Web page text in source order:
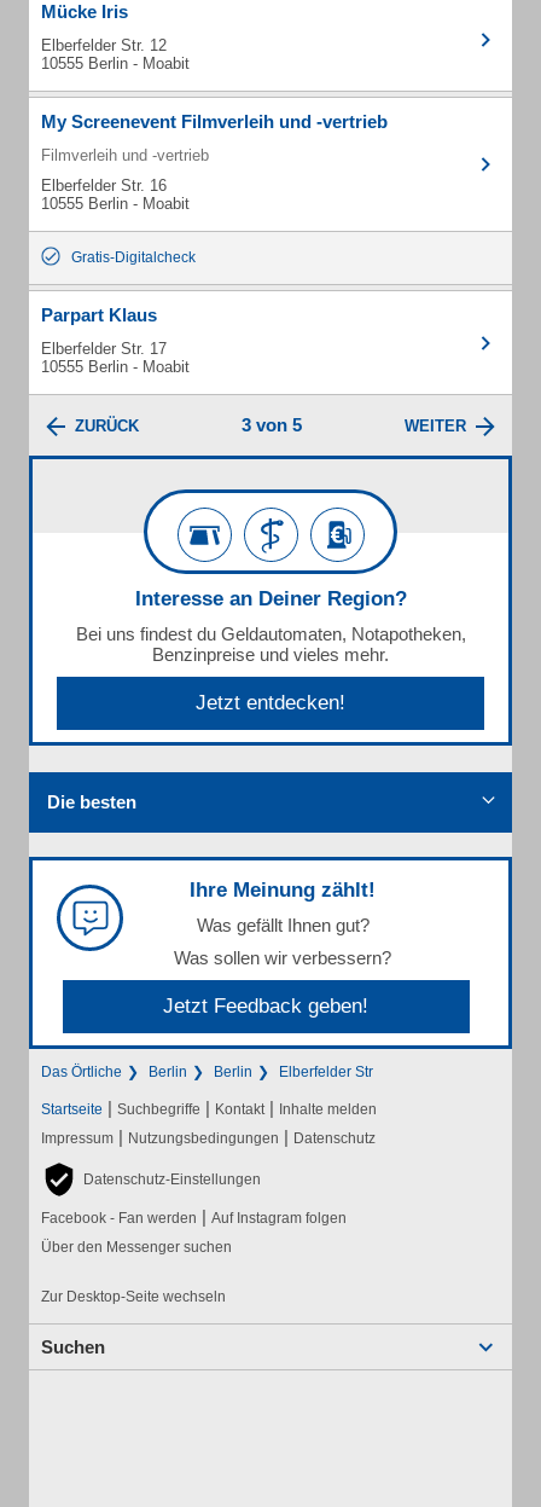
Mücke Iris
Elberfelder Str. 12
10555 Berlin - Moabit
My Screenevent Filmverleih und -vertrieb
Filmverleih und -vertrieb
Elberfelder Str. 16
10555 Berlin - Moabit
Gratis-Digitalcheck
Parpart Klaus
Elberfelder Str. 17
10555 Berlin - Moabit
ZURÜCK 3 von 5 WEITER
Interesse an Deiner Region?
Bei uns findest du Geldautomaten, Notapotheken,
Benzinpreise und vieles mehr.
Jetzt entdecken!
Die besten
Ihre Meinung zählt!
Was gefällt Ihnen gut?
Was sollen wir verbessern?
Jetzt Feedback geben!
Das Örtliche Berlin Berlin Elberfelder Str
Startseite | Suchbegriffe | Kontakt | Inhalte melden
Impressum | Nutzungsbedingungen | Datenschutz
Datenschutz-Einstellungen
Facebook - Fan werden | Auf Instagram folgen
Über den Messenger suchen
Zur Desktop-Seite wechseln
Suchen